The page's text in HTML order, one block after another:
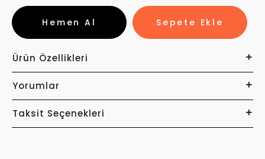
Sepete Ekle
Hemen Al
Ürün Özellikleri
Yorumlar
Taksit Seçenekleri